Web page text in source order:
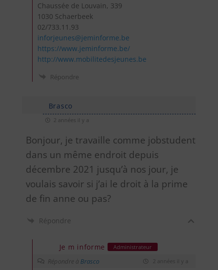
Chaussée de Louvain, 339
1030 Schaerbeek
02/733.11.93
inforjeunes@jeminforme.be
https://www.jeminforme.be/
http://www.mobilitedesjeunes.be
Répondre
Brasco
2 années il y a
Bonjour, je travaille comme jobstudent
dans un même endroit depuis
décembre 2021 jusqu’à nos jour, je
voulais savoir si j’ai le droit à la prime
de fin anne ou pas?
Répondre
Je m informe Administrateur
Répondre à Brasco 2 années il y a